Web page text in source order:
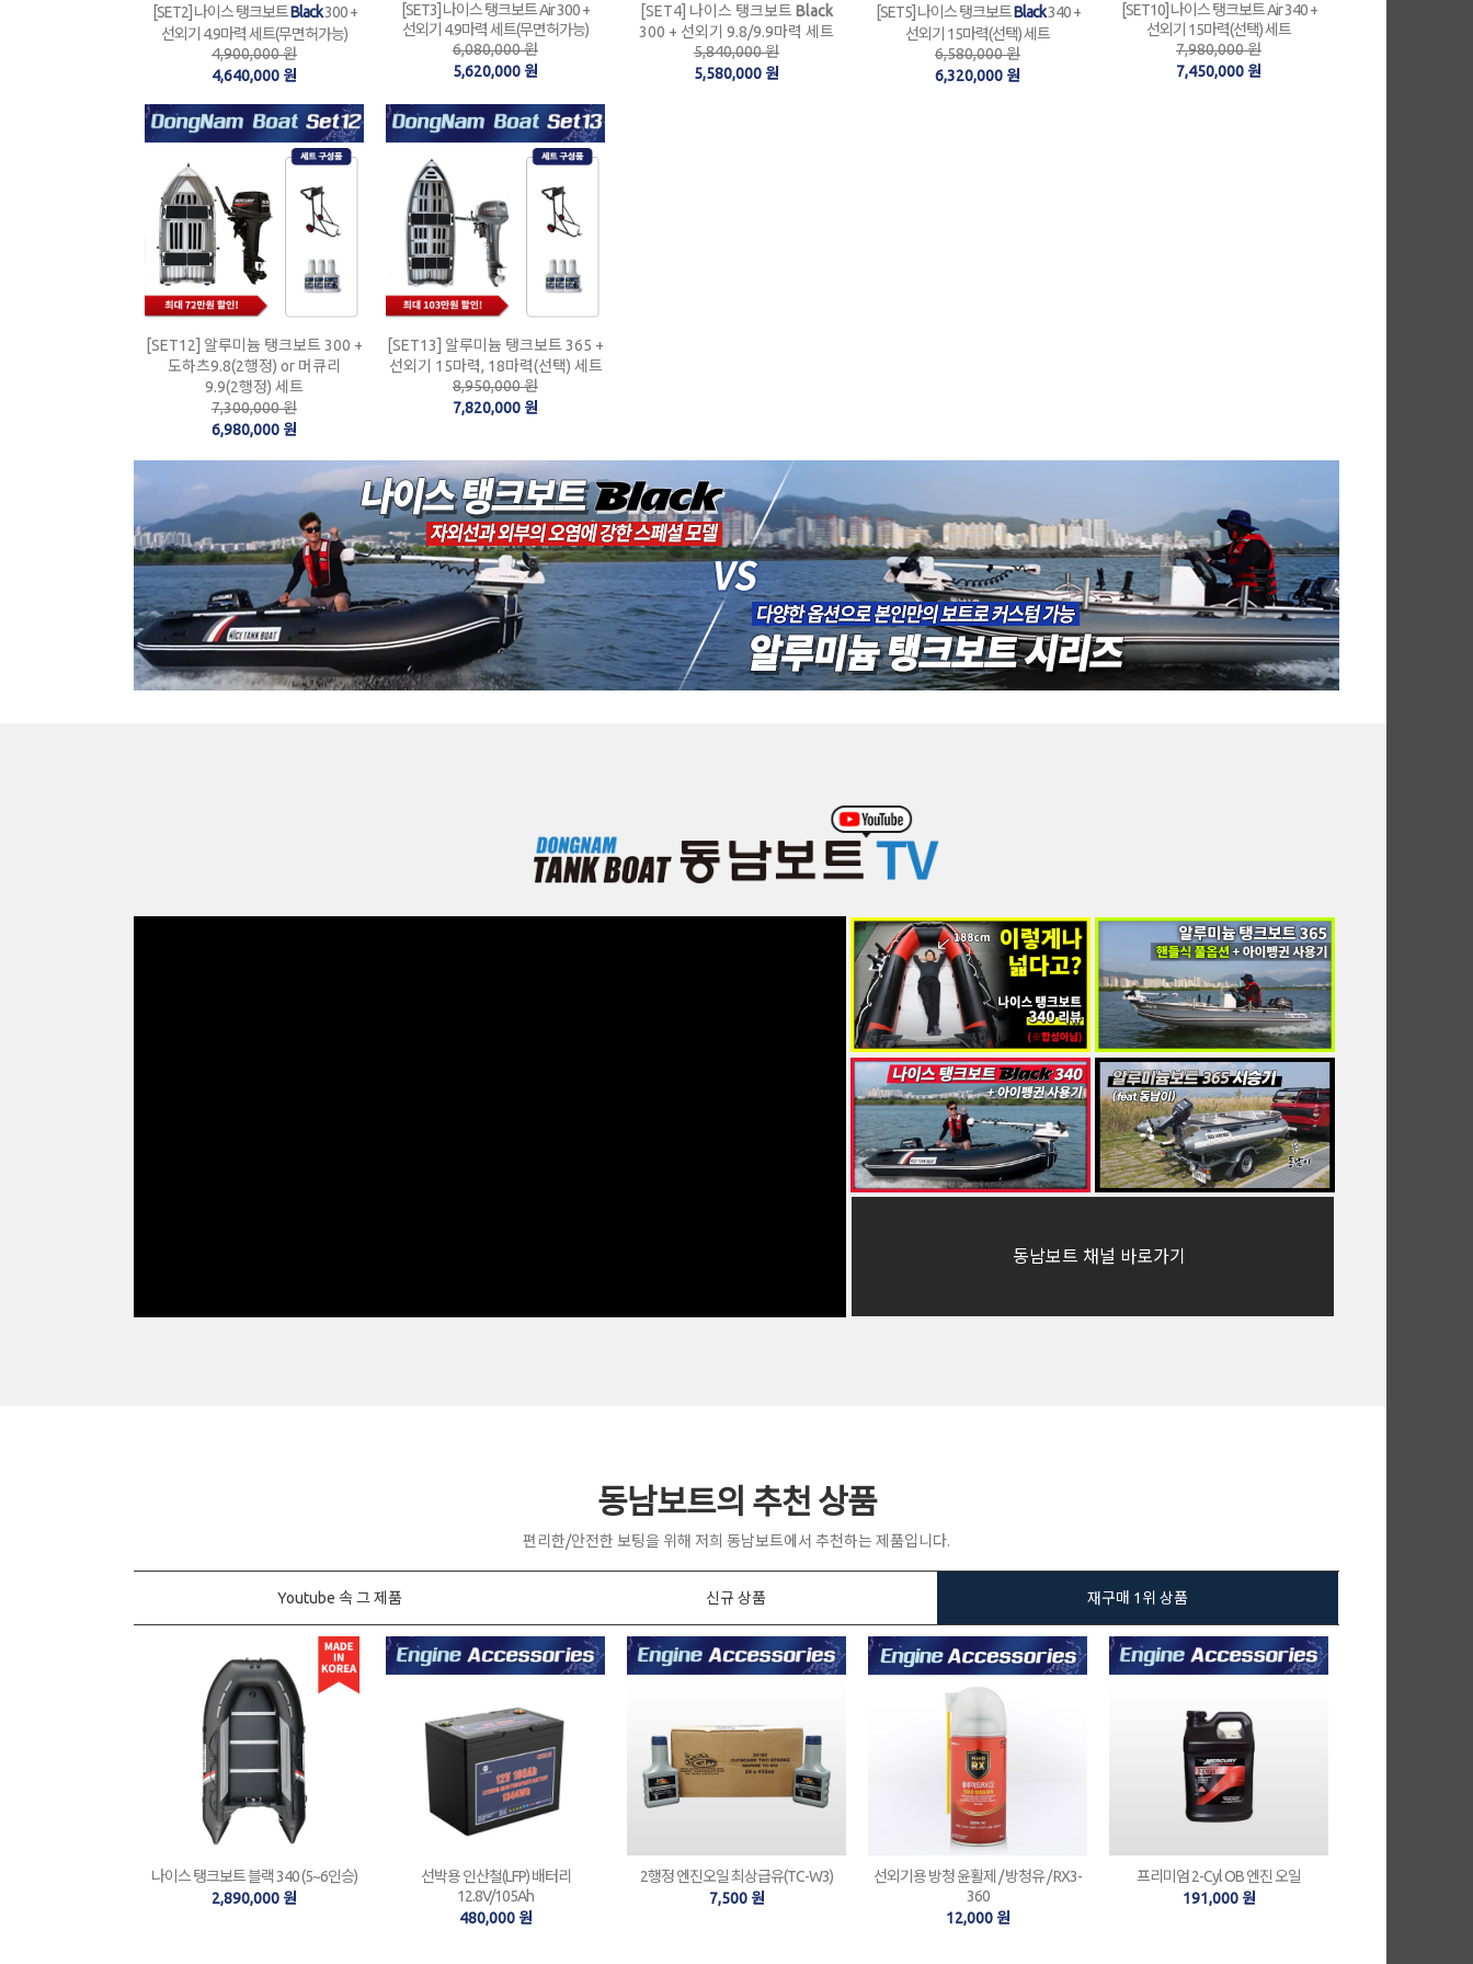
[SET2] 나이스 탱크보트Black300 +
선외기 4.9마력 세트(무면허가능)
4,900,000 원
4,640,000 원
[SET3] 나이스 탱크보트 Air 300 +
선외기 4.9마력 세트(무면허가능)
6,080,000 원
5,620,000 원
[SET4] 나이스 탱크보트Black
300 + 선외기 9.8/9.9마력 세트
5,840,000 원
5,580,000 원
[SET5] 나이스 탱크보트Black340 +
선외기 15마력(선택) 세트
6,580,000 원
6,320,000 원
[SET10] 나이스 탱크보트 Air 340 +
선외기 15마력(선택) 세트
7,980,000 원
7,450,000 원
[SET12] 알루미늄 탱크보트 300 +
도하츠9.8(2행정) or 머큐리
9.9(2행정) 세트
7,300,000 원
6,980,000 원
[SET13] 알루미늄 탱크보트 365 +
선외기 15마력, 18마력(선택) 세트
8,950,000 원
7,820,000 원
동남보트 채널 바로가기
동남보트의 추천 상품
편리한/안전한 보팅을 위해 저희 동남보트에서 추천하는 제품입니다.
Youtube 속 그 제품 신규 상품 재구매 1위 상품
나이스 탱크보트 블랙 340 (5~6인승)
2,890,000 원
선박용 인산철(LFP) 배터리
12.8V/105Ah
480,000 원
2행정 엔진오일 최상급유(TC-W3)
7,500 원
선외기용 방청 윤활제 / 방청유 / RX3-
360
12,000 원
프리미엄 2-Cyl OB 엔진 오일
191,000 원